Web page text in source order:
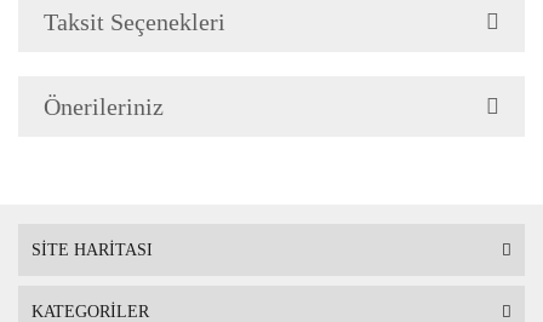
Taksit Seçenekleri
Önerileriniz
SİTE HARİTASI
KATEGORİLER